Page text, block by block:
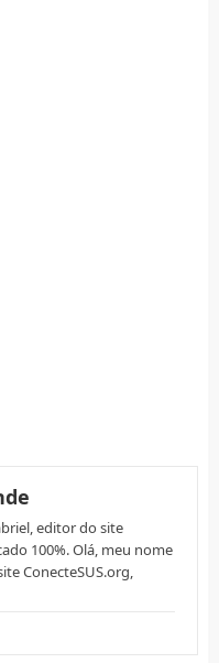
editor do site
100%. Olá, meu nome
ConecteSUS.org,